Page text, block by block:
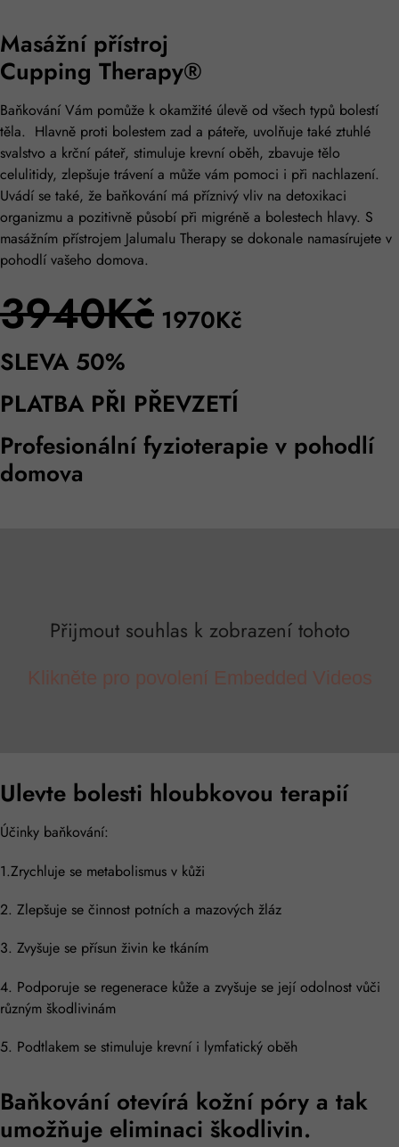
Masážní přístroj
Cupping Therapy®
Baňkování Vám pomůže k okamžité úlevě od všech typů bolestí
těla. Hlavně proti bolestem zad a páteře, uvolňuje také ztuhlé
svalstvo a krční páteř, stimuluje krevní oběh, zbavuje tělo
celulitidy, zlepšuje trávení a může vám pomoci i při nachlazení.
Uvádí se také, že baňkování má příznivý vliv na detoxikaci
organizmu a pozitivně působí při migréně a bolestech hlavy. S
masážním přístrojem Jalumalu Therapy se dokonale namasírujete v
pohodlí vašeho domova.
3940Kč 1970Kč
SLEVA 50%
PLATBA PŘI PŘEVZETÍ
Profesionální fyzioterapie v pohodlí
domova
Přijmout souhlas k zobrazení tohoto
Klikněte pro povolení Embedded Videos
Ulevte bolesti hloubkovou terapií
Účinky baňkování:
1.Zrychluje se metabolismus v kůži
2. Zlepšuje se činnost potních a mazových žláz
3. Zvyšuje se přísun živin ke tkáním
4. Podporuje se regenerace kůže a zvyšuje se její odolnost vůči
různým škodlivinám
5. Podtlakem se stimuluje krevní i lymfatický oběh
Baňkování otevírá kožní póry a tak
umožňuje eliminaci škodlivin.